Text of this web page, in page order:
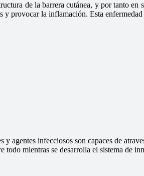
de la barrera cutánea, y por tanto
provocar la inflamación. Esta
agentes infecciosos son capaces de
mientras se desarrolla el sistema de